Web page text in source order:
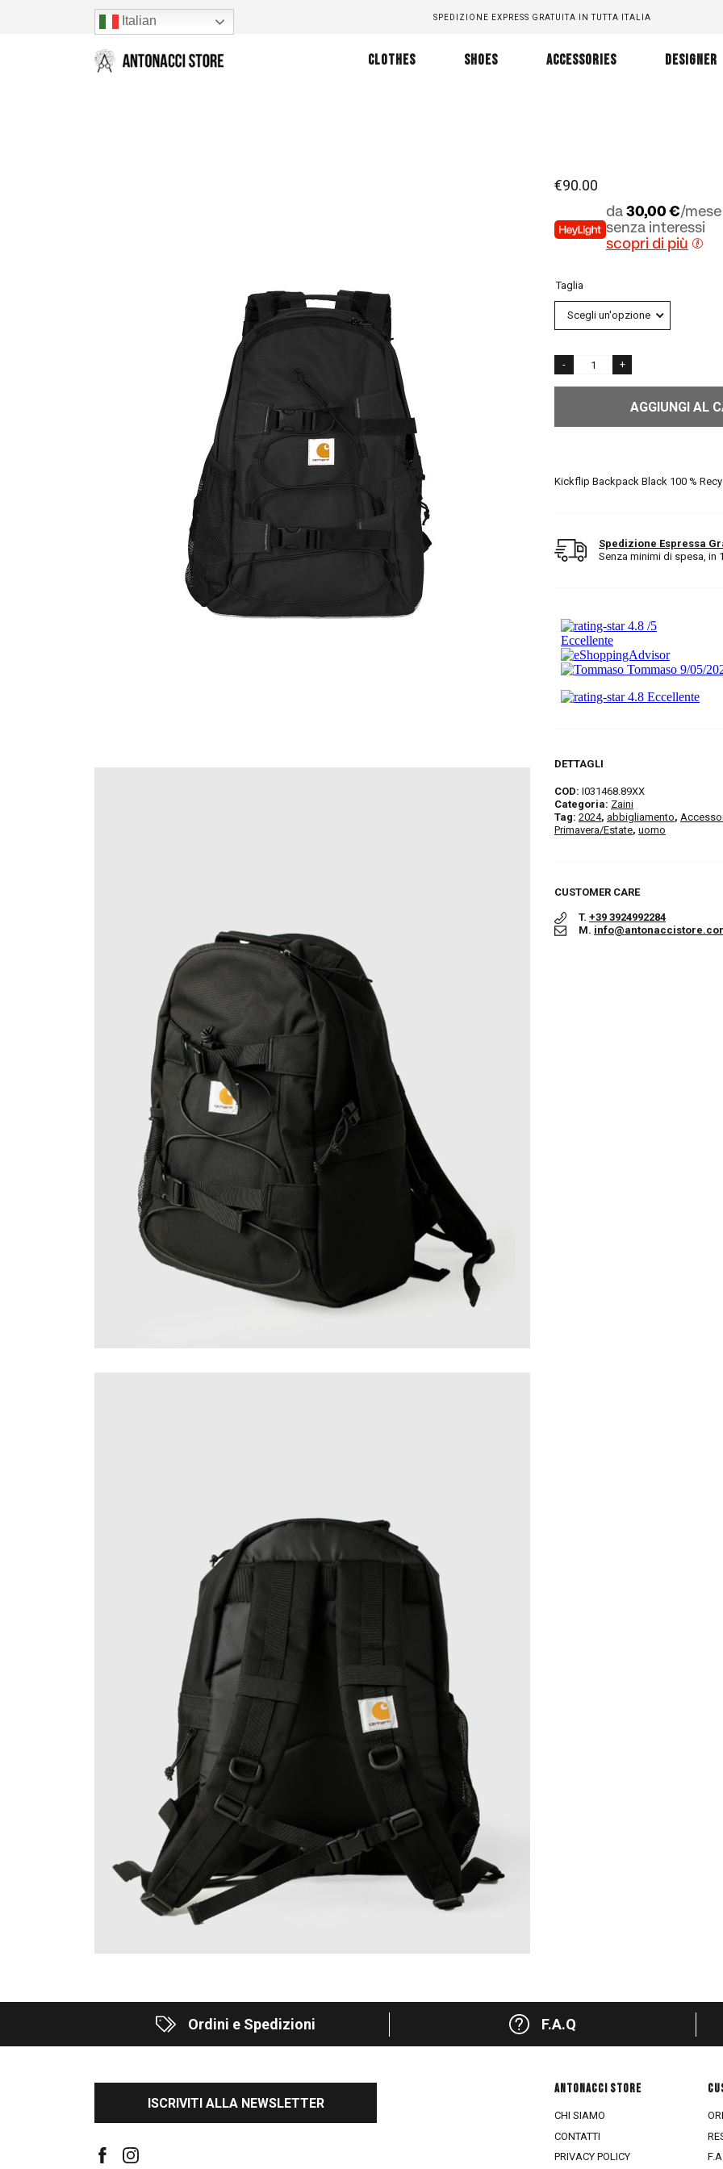
Italian SPEDIZIONE EXPRESS GRATUITA IN TUTTA ITALIA
CLOTHES SHOES ACCESSORIES DESIGNER
€90.00
da 30,00 €/
senza interessi
scopri di più
Taglia
AGGIUNGI AL
Kickflip Backpack Black 100 %
Spedizione Espressa
Senza minimi di spesa, in
DETTAGLI
COD: I031468.89XX
Categoria: Zaini
Tag: 2024, abbigliamento,
Primavera/Estate, uomo
CUSTOMER CARE
T. +39 3924992284
M.
Ordini e Spedizioni F.A.Q
ISCRIVITI ALLA NEWSLETTER
ANTONACCI STORE
CHI SIAMO
CONTATTI
PRIVACY POLICY